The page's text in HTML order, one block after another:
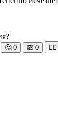
🤔 0 🙈 0 🧘‍♀️